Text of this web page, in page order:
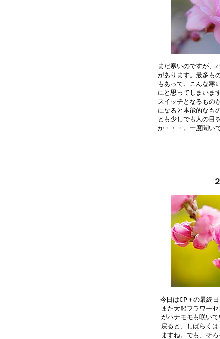
まだ寒いのですが、
があります。最多も
もあって、こんな寒
にと思ってしまいま
スイッチとなるもの
になると本能的なも
とも少しでも人の目
今日はCP＋の最終
また大船フラワー
がハナモモも咲い
戻ると、しばらく
ますね。でも、そ